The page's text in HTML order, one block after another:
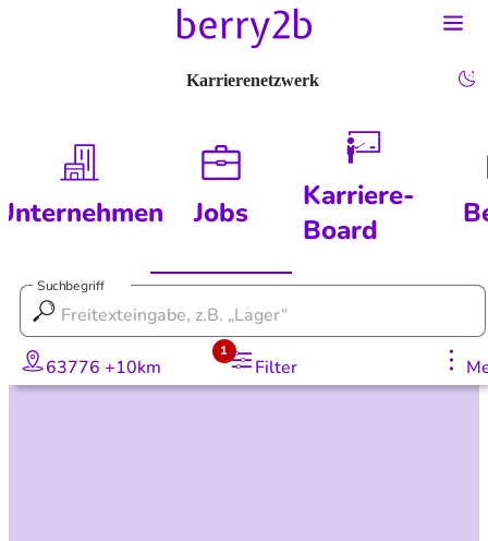
Karrierenetzwerk
Jobs
Karriere-
Board
Suchbegriff
63776 +10km Filter
1